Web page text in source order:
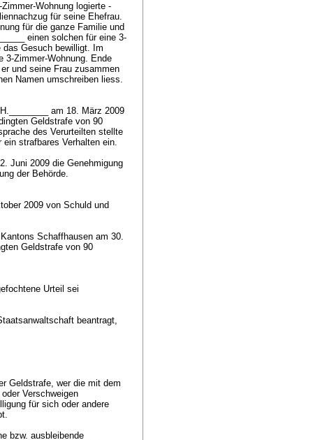
Wohnung logierte -
für seine Ehefrau.
für die ganze Familie und
einen solchen für eine 3-
das Gesuch bewilligt. Im
3-Zimmer-Wohnung. Ende
und seine Frau zusammen
Namen umschreiben liess.
am 18. März 2009
Geldstrafe von 90
des Verurteilten stellte
strafbares Verhalten ein.
Juni 2009 die Genehmigung
der Behörde.
2009 von Schuld und
Schaffhausen am 30.
Geldstrafe von 90
Urteil sei
beantragt,
Geldstrafe, wer die mit dem
Verschweigen
für sich oder andere
bzw. ausbleibende